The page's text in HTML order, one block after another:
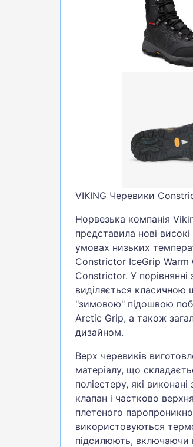
VIKING Черевики
Норвезька компанія
представила нові
умовах низьких
Constrictor IceGrip Warm
Constrictor. У
виділяється
"зимовою" підошвою
Arctic Grip, а також
дизайном.
Верх черевиків
матеріалу, що
поліестеру, які
клапан і частково
плетеного
використовуються
підсилюють, включаючи